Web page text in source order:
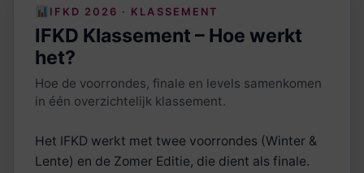
IFKD 2026 · KLASSEMENT
IFKD Klassement – Hoe werkt
het?
Hoe de voorrondes, finale en levels samenkomen
in één overzichtelijk klassement.
Het IFKD werkt met twee voorrondes (Winter &
Lente) en de Zomer Editie, die dient als finale.